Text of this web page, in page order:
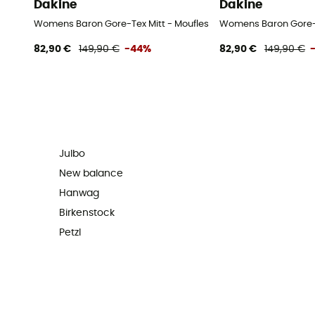
Dakine
Womens Baron Gore-Tex Mitt - Moufles femme
82,90 € 149,90 € -44%
Dakine
Womens Baron
82,90 € 149,90 €
Julbo
New balance
Hanwag
Birkenstock
Petzl